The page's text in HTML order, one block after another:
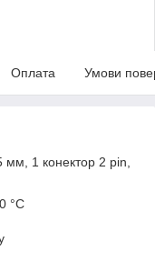
Оплата Умови
мм, 1 конектор 2 pin,
°C